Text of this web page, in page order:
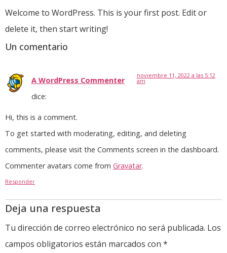
Welcome to WordPress. This is your first post. Edit or
delete it, then start writing!
Un comentario
A WordPress Commenter
dice:
noviembre 11, 2022 a las 5:12
am
Hi, this is a comment.
To get started with moderating, editing, and deleting
comments, please visit the Comments screen in the dashboard.
Commenter avatars come from Gravatar.
Responder
Deja una respuesta
Tu dirección de correo electrónico no será publicada. Los
campos obligatorios están marcados con *